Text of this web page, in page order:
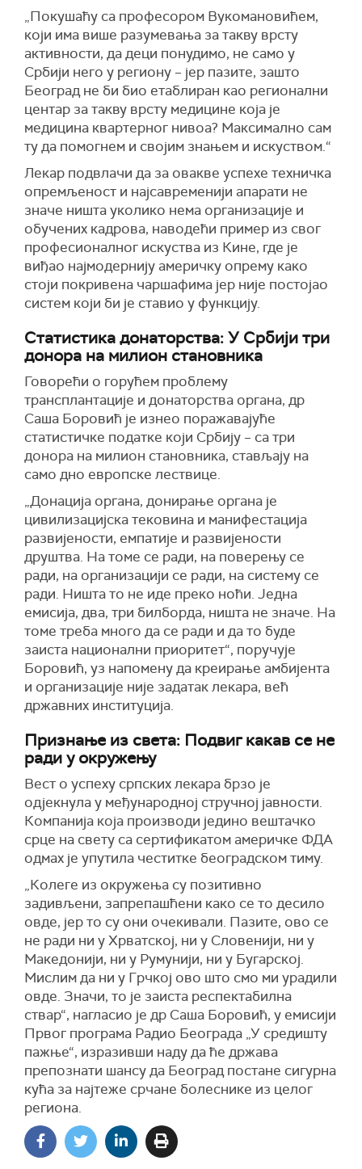
„Покушаћу са професором Вукомановићем,
који има више разумевања за такву врсту
активности, да деци понудимо, не само у
Србији него у региону – јер пазите, зашто
Београд не би био етаблиран као регионални
центар за такву врсту медицине која је
медицина квартерног нивоа? Максимално сам
ту да помогнем и својим знањем и искуством.“
Лекар подвлачи да за овакве успехе техничка
опремљеност и најсавременији апарати не
значе ништа уколико нема организације и
обучених кадрова, наводећи пример из свог
професионалног искуства из Кине, где је
виђао најмодернију америчку опрему како
стоји покривена чаршафима јер није постојао
систем који би је ставио у функцију.
Статистика донаторства: У Србији три
донора на милион становника
Говорећи о горућем проблему
трансплантације и донаторства органа, др
Саша Боровић је изнео поражавајуће
статистичке податке који Србију – са три
донора на милион становника, стављају на
само дно европске лествице.
„Донација органа, донирање органа је
цивилизацијска тековина и манифестација
развијености, емпатије и развијености
друштва. На томе се ради, на поверењу се
ради, на организацији се ради, на систему се
ради. Ништа то не иде преко ноћи. Једна
емисија, два, три билборда, ништа не значе. На
томе треба много да се ради и да то буде
заиста национални приоритет“, поручује
Боровић, уз напомену да креирање амбијента
и организације није задатак лекара, већ
државних институција.
Признање из света: Подвиг какав се не
ради у окружењу
Вест о успеху српских лекара брзо је
одјекнула у међународној стручној јавности.
Компанија која производи једино вештачко
срце на свету са сертификатом америчке ФДА
одмах је упутила честитке београдском тиму.
„Колеге из окружења су позитивно
задивљени, запрепашћени како се то десило
овде, јер то су они очекивали. Пазите, ово се
не ради ни у Хрватској, ни у Словенији, ни у
Македонији, ни у Румунији, ни у Бугарској.
Мислим да ни у Грчкој ово што смо ми урадили
овде. Значи, то је заиста респектабилна
ствар“, нагласио је др Саша Боровић, у емисији
Првог програма Радио Београда „У средишту
пажње“, изразивши наду да ће држава
препознати шансу да Београд постане сигурна
кућа за најтеже срчане болеснике из целог
региона.